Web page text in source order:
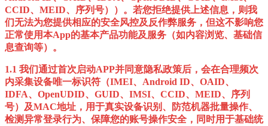
CCID、MEID、序列号））。若您拒绝提供上述信息，则我
们无法为您提供相应的安全风控及反作弊服务，但这不影响您
正常使用本App的基本产品功能及服务（如内容浏览、基础信
息查询等）。
1.1 我们通过首次启动APP并同意隐私政策后，会在合理频次
内采集设备唯一标识符（IMEI、Android ID、OAID、
IDFA、OpenUDID、GUID、IMSI、CCID、MEID、序列
号）及MAC地址，用于真实设备识别、防范机器批量操作、
检测异常登录行为、保障您的账号操作安全，同时用于基础统